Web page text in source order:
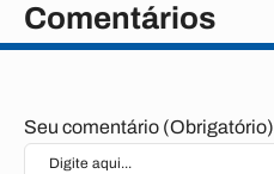
Comentários
Seu comentário (Obrigatório)